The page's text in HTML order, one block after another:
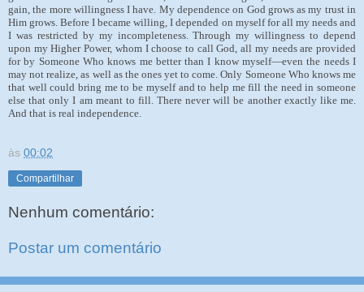
gain, the more willingness I have. My dependence on God grows as my trust in
Him grows. Before I became willing, I depended on myself for all my needs and
I was restricted by my incompleteness. Through my willingness to depend
upon my Higher Power, whom I choose to call God, all my needs are provided
for by Someone Who knows me better than I know myself—even the needs I
may not realize, as well as the ones yet to come. Only Someone Who knows me
that well could bring me to be myself and to help me fill the need in someone
else that only I am meant to fill. There never will be another exactly like me.
And that is real independence.
às 00:02
Compartilhar
Nenhum comentário:
Postar um comentário